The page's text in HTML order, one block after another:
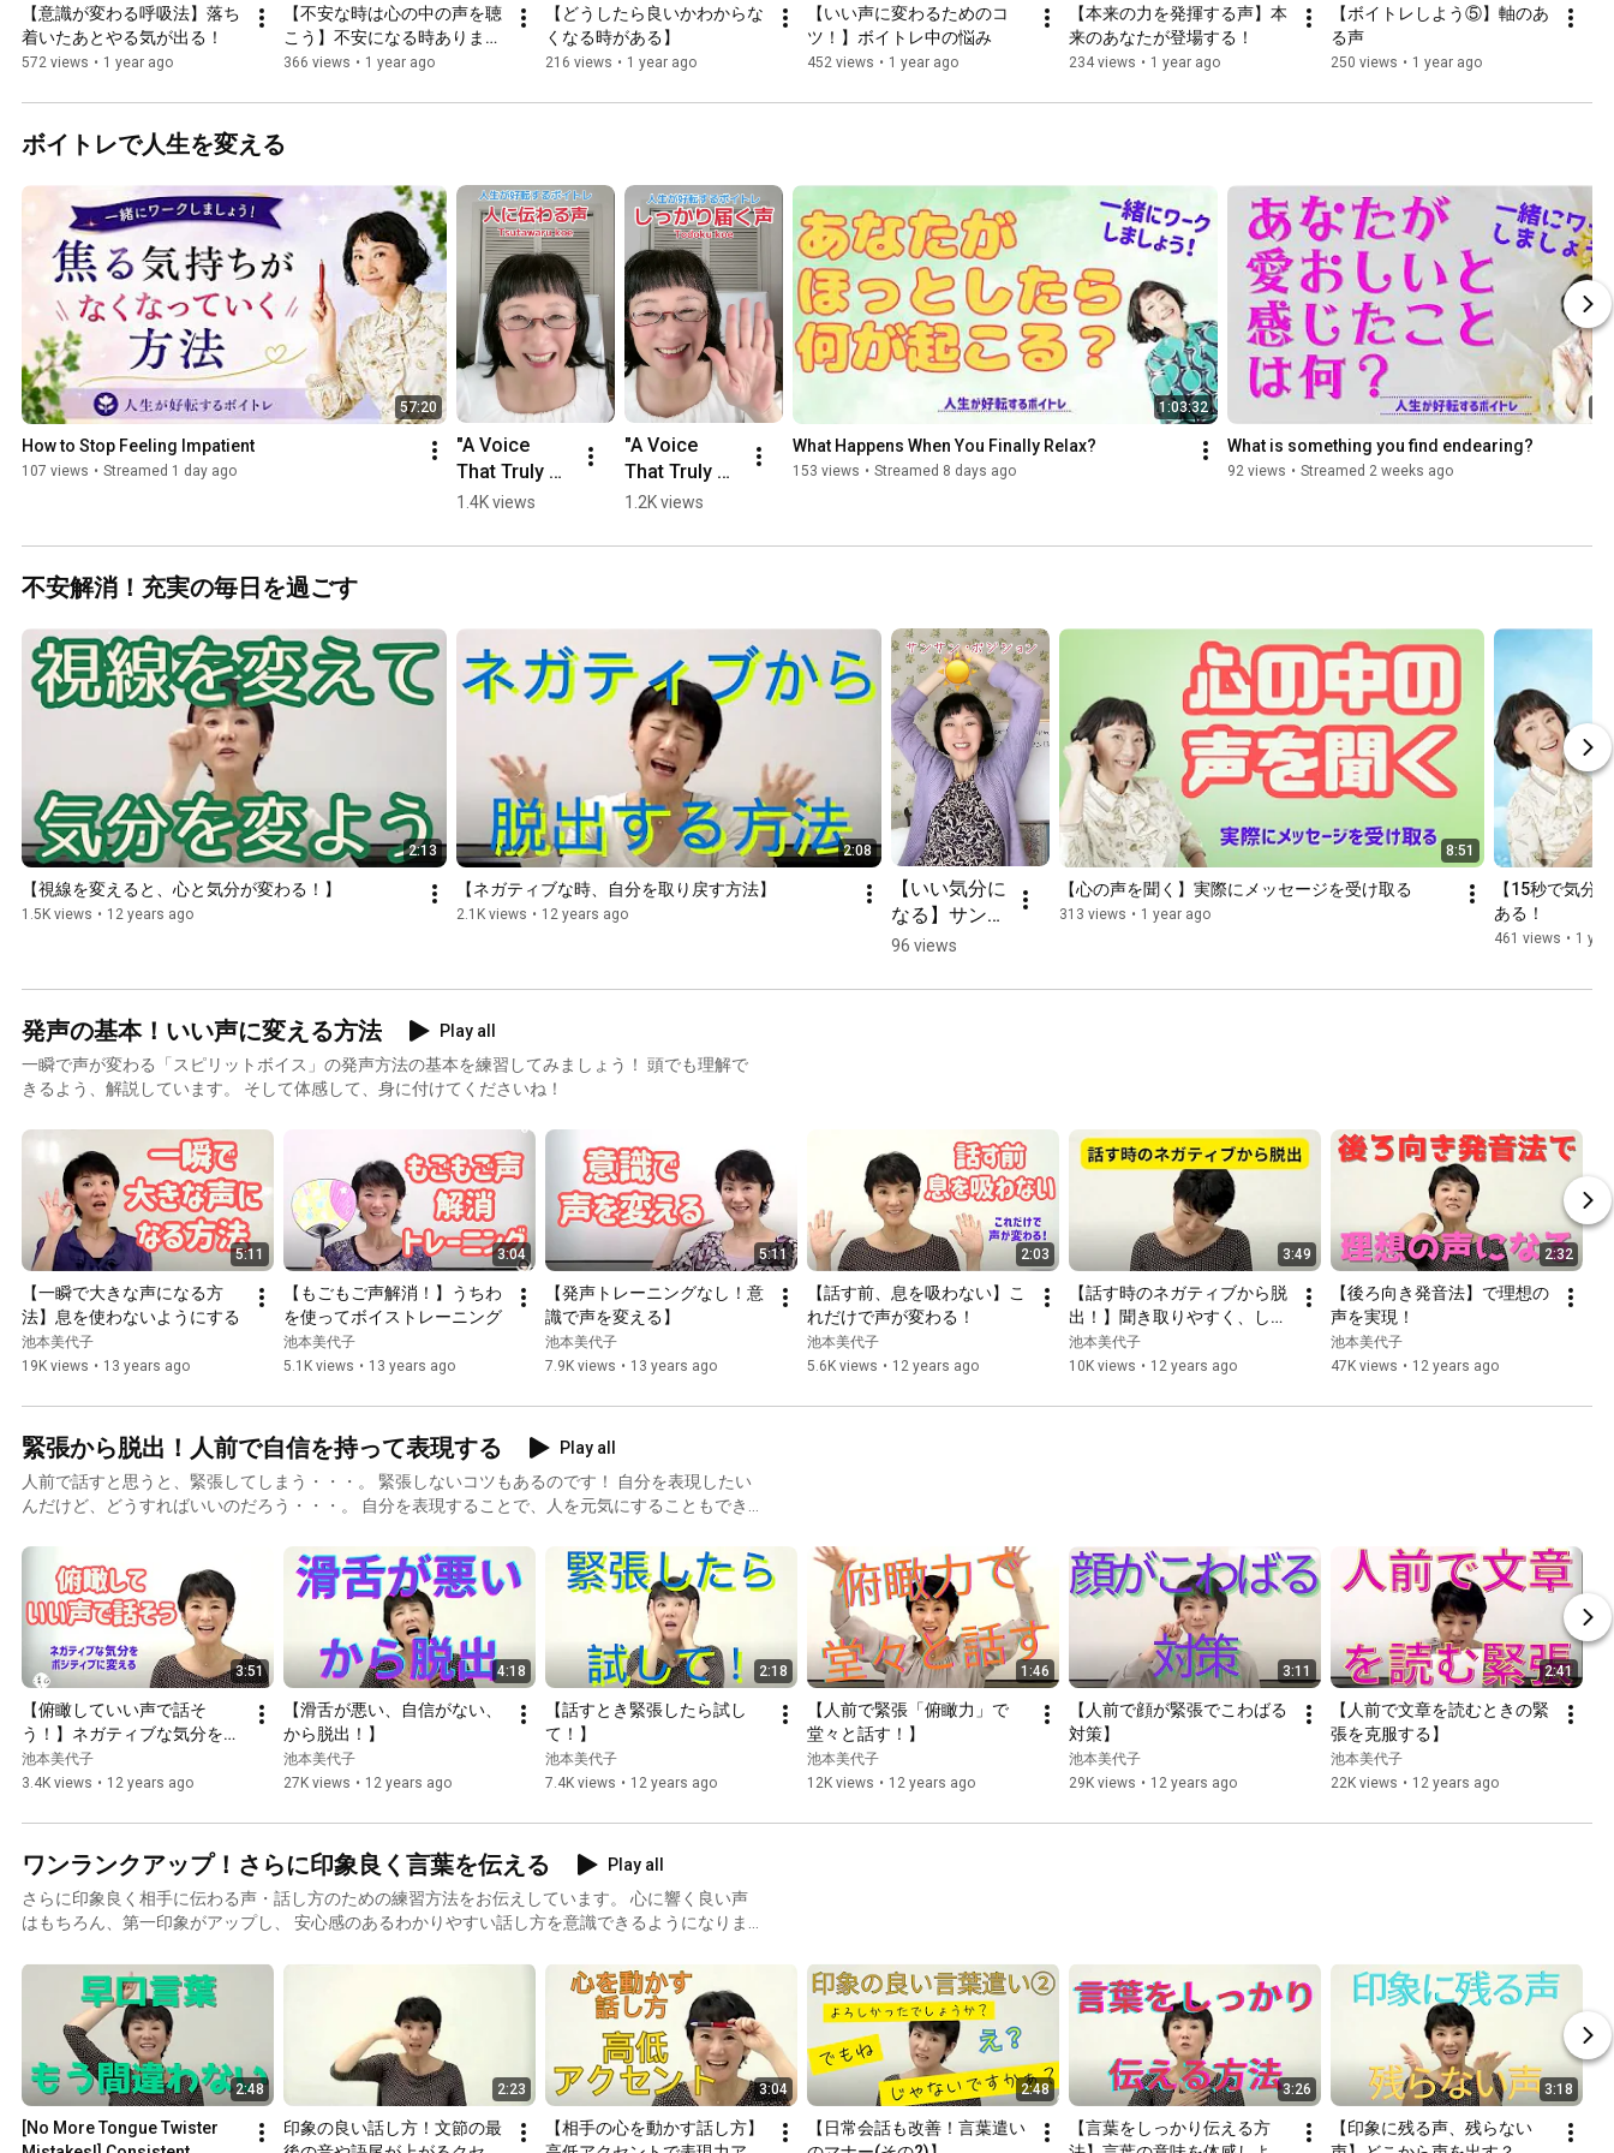
た。
https://rapport-voice.com/training/vo...
https://rapport-voice.com/
530-0054 大阪府大阪市北区南森町2−3−13　セリーンムーン
202
0120-369-359　（平日9:00 〜
https://takarasagashi.ne
【意識が変わる呼吸法】落ち
着いたあとやる気が出る！
572 views • 1 year ago
【不安な時は心の中の声を聴
こう】不安になる時あります
ね
366 views • 1 year ago
【どうしたら良いかわからな
くなる時がある】
216 views • 1 year ago
【いい声に変わるためのコ
ツ！】ボイトレ中の悩み
452 views • 1 year ago
【本来の力を発揮する声】本
来のあなたが登場する！
234 views • 1 year ago
【ボイトレしよう⑤】軸のあ
る声
250 views • 1 year ago
ボイトレで人生を変える
57:20
How to Stop Feeling Impatient
107 views • Streamed 1 day ago
"A Voice
That Truly
Connects"
#vocalizatio
ng
#communic
ation #voice
1.4K views
"A Voice
That Truly
Connects"
uction
#VoiceTraini
ng #voice
1.2K views
1:03:32
What Happens When You Finally Relax?
153 views • Streamed 8 days ago
What is something you find endearing?
92 views • Streamed 2 weeks ago
不安解消！充実の毎日を過ごす
2:13
【視線を変えると、心と気分が変わる！】
1.5K views • 12 years ago
2:08
【ネガティブな時、自分を取り戻す方法】
2.1K views • 12 years ago
【いい気分に
なる】サンサ
ン・ポジショ
私が考えまし
ン・ポジショ
ン #shorts
96 views
8:51
【心の声を聞く】実際にメッセージを受け取る
313 views • 1 year ago
【15秒で気分
ある！
461 views • 1
発声の基本！いい声に変える方法
Play all
一瞬で声が変わる「スピリットボイス」の発声方法の基本を練習してみましょう！ 頭でも理解で
きるよう、解説しています。 そして体感して、身に付けてくださいね！
5:11
【一瞬で大きな声になる方
法】息を使わないようにする
池本美代子
19K views • 13 years ago
3:04
【もごもご声解消！】うちわ
を使ってボイストレーニング
池本美代子
5.1K views • 13 years ago
5:11
【発声トレーニングなし！意
識で声を変える】
池本美代子
7.9K views • 13 years ago
2:03
【話す前、息を吸わない】こ
れだけで声が変わる！
池本美代子
5.6K views • 12 years ago
3:49
【話す時のネガティブから脱
出！】聞き取りやすく、しか
も大きな声でポジティブに話
せる簡単な方法とは
池本美代子
10K views • 12 years ago
2:32
【後ろ向き発音法】で理想の
声を実現！
池本美代子
47K views • 12 years ago
緊張から脱出！人前で自信を持って表現する
Play all
人前で話すと思うと、緊張してしまう・・・。 緊張しないコツもあるのです！ 自分を表現したい
んだけど、どうすればいいのだろう・・・。 自分を表現することで、人を元気にすることもでき
のボイストレーングです！
3:51
【俯瞰していい声で話そ
う！】ネガティブな気分をポ
ジティブに変える
池本美代子
3.4K views • 12 years ago
4:18
【滑舌が悪い、自信がない、
から脱出！】
池本美代子
27K views • 12 years ago
2:18
【話すとき緊張したら試し
て！】
池本美代子
7.4K views • 12 years ago
1:46
【人前で緊張「俯瞰力」で
堂々と話す！】
池本美代子
12K views • 12 years ago
3:11
【人前で顔が緊張でこわばる
対策】
池本美代子
29K views • 12 years ago
2:41
【人前で文章を読むときの緊
張を克服する】
池本美代子
22K views • 12 years ago
ワンランクアップ！さらに印象良く言葉を伝える
Play all
さらに印象良く相手に伝わる声・話し方のための練習方法をお伝えしています。 心に響く良い声
はもちろん、第一印象がアップし、 安心感のあるわかりやすい話し方を意識できるようになりま
2:48
[No More Tongue Twister
2:23
印象の良い話し方！文節の最
3:04
【相手の心を動かす話し方】
2:48
【日常会話も改善！言葉遣い
3:26
【言葉をしっかり伝える方
3:18
【印象に残る声、残らない